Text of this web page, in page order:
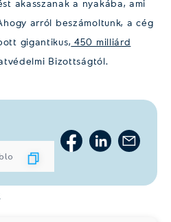
akasszanak a nyakába, ami
arról beszámoltunk, a cég
gigantikus, 450 milliárd
Bizottságtól.